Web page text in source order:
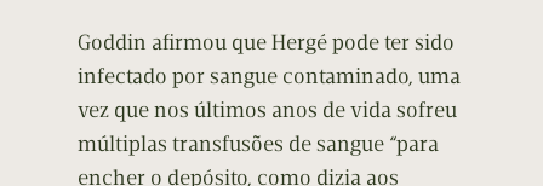
Goddin afirmou que Hergé pode ter sido
infectado por sangue contaminado, uma
vez que nos últimos anos de vida sofreu
múltiplas transfusões de sangue “para
encher o depósito, como dizia aos